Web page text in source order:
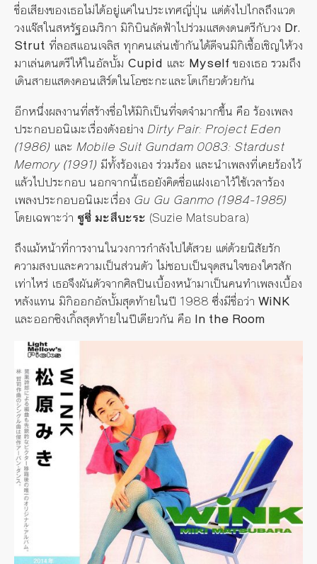
ชื่อเสียงของเธอไม่ได้อยู่แค่ในประเทศญี่ปุ่น แต่ดังไปไกลถึงแวด
วงแจ๊สในสหรัฐอเมริกา มิกิบินลัดฟ้าไปร่วมแสดงดนตรีกับวง Dr.
Strut ที่ลอสแอนเจลิส ทุกคนเล่นเข้ากันได้ดีจนมิกิเชื้อเชิญให้วง
มาเล่นดนตรีให้ในอัลบั้ม Cupid และ Myselfของเธอ รวมถึง
เดินสายแสดงคอนเสิร์ตในโอซะกะและโตเกียวด้วยกัน
อีกหนึ่งผลงานที่สร้างชื่อให้มิกิเป็นที่จดจำมากขึ้น คือ ร้องเพลง
ประกอบอนิเมะเรื่องดังอย่าง Dirty Pair: Project Eden
(1986) และ Mobile Suit Gundam 0083: Stardust
Memory (1991) มีทั้งร้องเอง ร่วมร้อง และนำเพลงที่เคยร้องไว้
แล้วไปประกอบ นอกจากนี้เธอยังคิดชื่อแฝงเอาไว้ใช้เวลาร้อง
เพลงประกอบอนิเมะเรื่อง Gu Gu Ganmo (1984-1985)
โดยเฉพาะว่า ซูซี่ มะสึบะระ (Suzie Matsubara)
ถึงแม้หน้าที่การงานในวงการกำลังไปได้สวย แต่ด้วยนิสัยรัก
ความสงบและความเป็นส่วนตัว ไม่ชอบเป็นจุดสนใจของใครสัก
เท่าไหร่ เธอจึงผันตัวจากศิลปินเบื้องหน้ามาเป็นคนทำเพลงเบื้อง
หลังแทน มิกิออกอัลบั้มสุดท้ายในปี 1988 ซึ่งมีชื่อว่า WiNK
และออกซิงเกิ้ลสุดท้ายในปีเดียวกัน คือ In the Room